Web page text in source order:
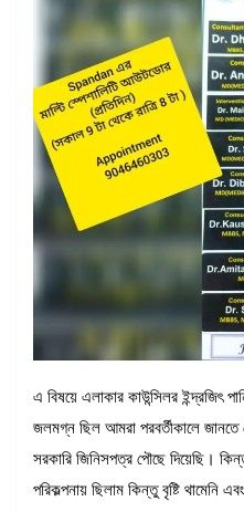
এ বিষয়ে এলাকার কাউন্সিলর ইন্দ্রজিৎ
জলমগ্ন ছিল আমরা পরবর্তীকালে জানতে
সরকারি জিনিসপত্র পৌছে দিয়েছি।
পরিকল্পনায় ছিলাম কিন্তু বৃষ্টি থামেনি